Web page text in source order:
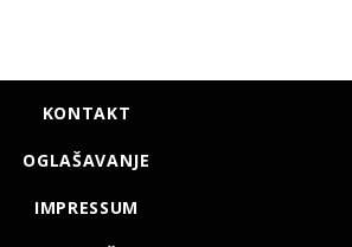
KONTAKT
OGLAŠAVANJE
IMPRESSUM